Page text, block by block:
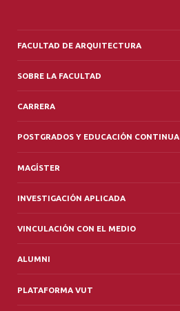
FACULTAD DE ARQUITECTURA
SOBRE LA FACULTAD
CARRERA
POSTGRADOS Y EDUCACIÓN CONTINUA
MAGÍSTER
INVESTIGACIÓN APLICADA
VINCULACIÓN CON EL MEDIO
ALUMNI
PLATAFORMA VUT